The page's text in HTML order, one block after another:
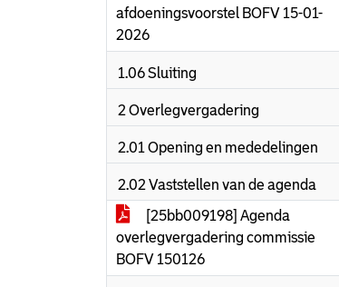
afdoeningsvoorstel BOFV 15-01-
2026
1.06 Sluiting
2 Overlegvergadering
2.01 Opening en mededelingen
2.02 Vaststellen van de agenda
[25bb009198] Agenda
overlegvergadering commissie
BOFV 150126